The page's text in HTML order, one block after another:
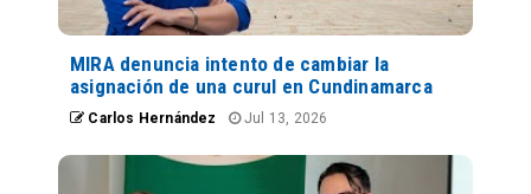
MIRA denuncia intento de cambiar la
asignación de una curul en Cundinamarca
Carlos Hernández Jul 13, 2026